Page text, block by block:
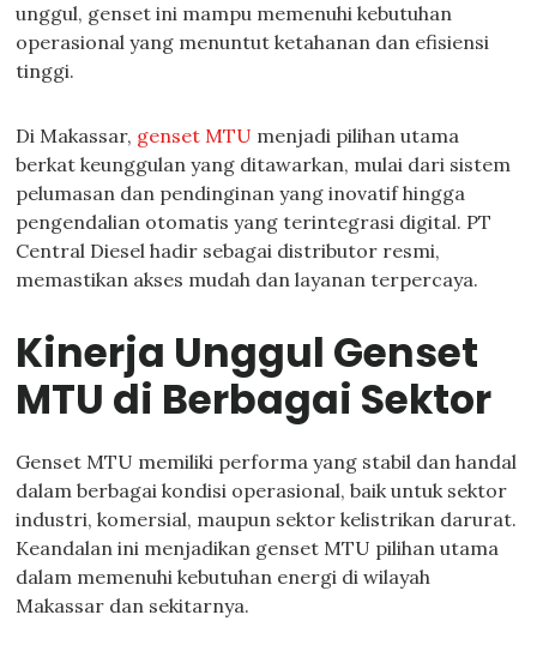
unggul, genset ini mampu memenuhi kebutuhan
operasional yang menuntut ketahanan dan efisiensi
tinggi.
Di Makassar, genset MTU menjadi pilihan utama
berkat keunggulan yang ditawarkan, mulai dari sistem
pelumasan dan pendinginan yang inovatif hingga
pengendalian otomatis yang terintegrasi digital. PT
Central Diesel hadir sebagai distributor resmi,
memastikan akses mudah dan layanan terpercaya.
Kinerja Unggul Genset
MTU di Berbagai Sektor
Genset MTU memiliki performa yang stabil dan handal
dalam berbagai kondisi operasional, baik untuk sektor
industri, komersial, maupun sektor kelistrikan darurat.
Keandalan ini menjadikan genset MTU pilihan utama
dalam memenuhi kebutuhan energi di wilayah
Makassar dan sekitarnya.